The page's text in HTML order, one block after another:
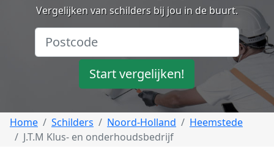
Vergelijken van schilders bij jou in de buurt.
Start vergelijken!
Home Schilders Noord-Holland
Heemstede
J.T.M Klus- en onderhoudsbedrijf